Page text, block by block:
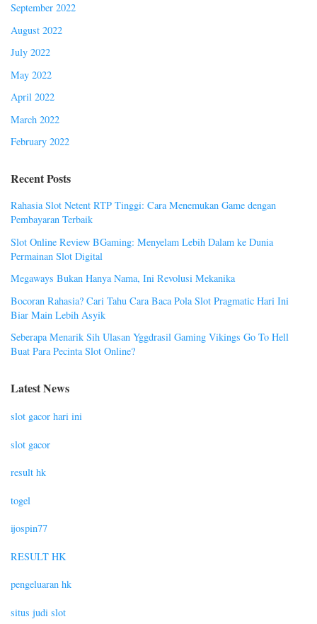
September 2022
August 2022
July 2022
May 2022
April 2022
March 2022
February 2022
Recent Posts
Rahasia Slot Netent RTP Tinggi: Cara Menemukan Game dengan
Pembayaran Terbaik
Slot Online Review BGaming: Menyelam Lebih Dalam ke Dunia
Permainan Slot Digital
Megaways Bukan Hanya Nama, Ini Revolusi Mekanika
Bocoran Rahasia? Cari Tahu Cara Baca Pola Slot Pragmatic Hari Ini
Biar Main Lebih Asyik
Seberapa Menarik Sih Ulasan Yggdrasil Gaming Vikings Go To Hell
Buat Para Pecinta Slot Online?
Latest News
slot gacor hari ini
slot gacor
result hk
togel
ijospin77
RESULT HK
pengeluaran hk
situs judi slot